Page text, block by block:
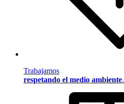
Trabajamos
respetando el medio ambiente.